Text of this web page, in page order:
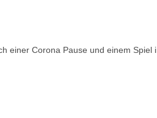
einer Corona Pause und einem Spiel